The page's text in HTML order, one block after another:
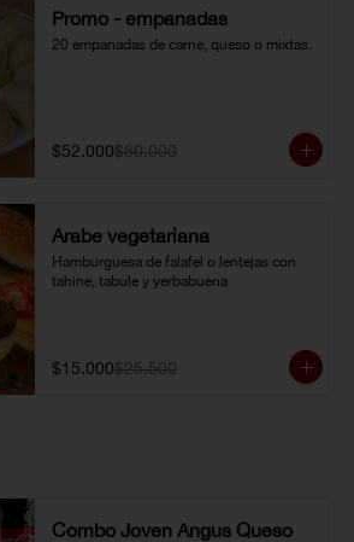
Promo - empanadas
20 empanadas de carne, queso o mixtas.
$52.000$80.000
Árabe vegetariana
Hamburguesa de falafel o lentejas con
tahine, tabule y yerbabuena
$15.000$25.500
Combo Joven Angus Queso